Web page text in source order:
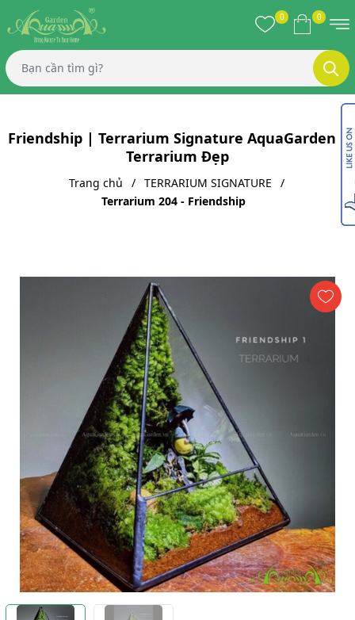
0 0
Friendship | Terrarium Signature AquaGarden |
Terrarium Đẹp
Trang chủ
TERRARIUM SIGNATURE
Terrarium 204 - Friendship